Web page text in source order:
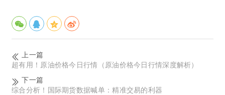
上一篇
超有用！原油价格今日行情（原油价格今日行情深度解析）
下一篇
综合分析！国际期货数据喊单：精准交易的利器